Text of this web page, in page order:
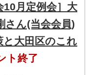
10月定例会］大
さん(当会会員)
と大田区のこれ
ト終了